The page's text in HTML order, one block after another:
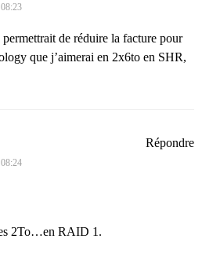
de réduire la facture pour
que j’aimerai en 2x6to en SHR,
2To…en RAID 1.
Répondre